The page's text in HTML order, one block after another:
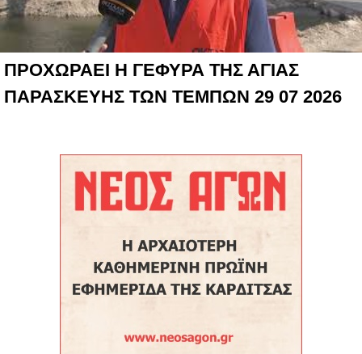
ΠΡΟΧΩΡΑΕΙ Η ΓΕΦΥΡΑ ΤΗΣ ΑΓΙΑΣ
ΠΑΡΑΣΚΕΥΗΣ ΤΩΝ ΤΕΜΠΩΝ 29 07 2026